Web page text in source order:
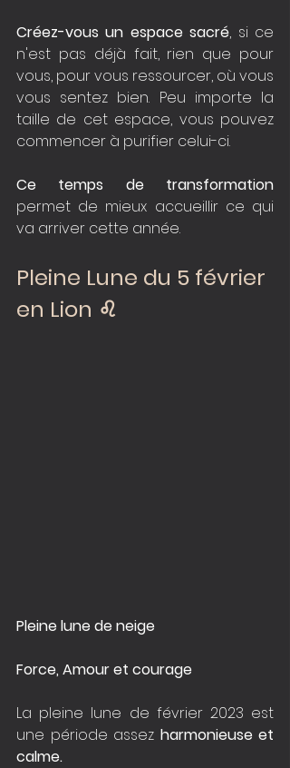
Créez-vous un espace sacré, si ce
n'est pas déjà fait, rien que pour
vous, pour vous ressourcer, où vous
vous sentez bien. Peu importe la
taille de cet espace, vous pouvez
commencer à purifier celui-ci.
Ce temps de transformation
permet de mieux accueillir ce qui
va arriver cette année.
Pleine Lune du 5 février
en Lion ♌️️️️️️
Pleine lune de neige
Force, Amour et courage
La pleine lune de février 2023 est
une période assez harmonieuse et
calme.